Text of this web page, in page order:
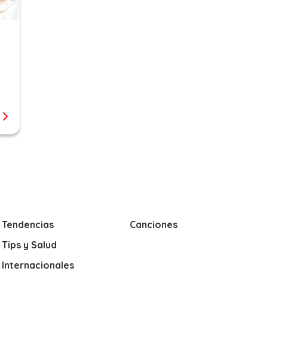
Tendencias
Tips y Salud
Internacionales
Canciones